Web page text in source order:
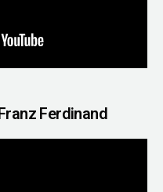
Ferdinand